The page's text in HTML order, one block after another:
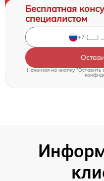
Бесплатная
специалистом
Нажимая на кнопку "Оставить